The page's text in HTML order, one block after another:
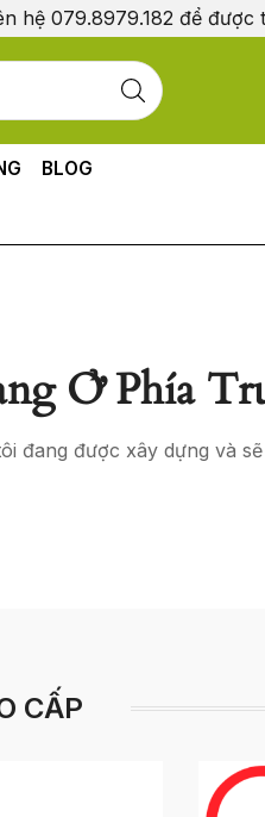
hệ 079.8979.182 để được
BLOG
Ở Phía
đang được xây dựng và
CẤP